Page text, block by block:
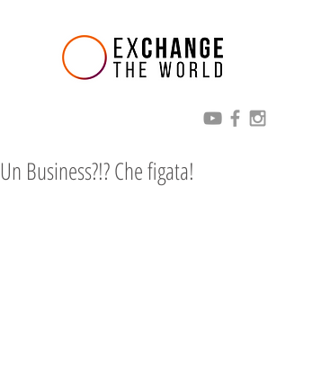
Un Business?!? Che figata!